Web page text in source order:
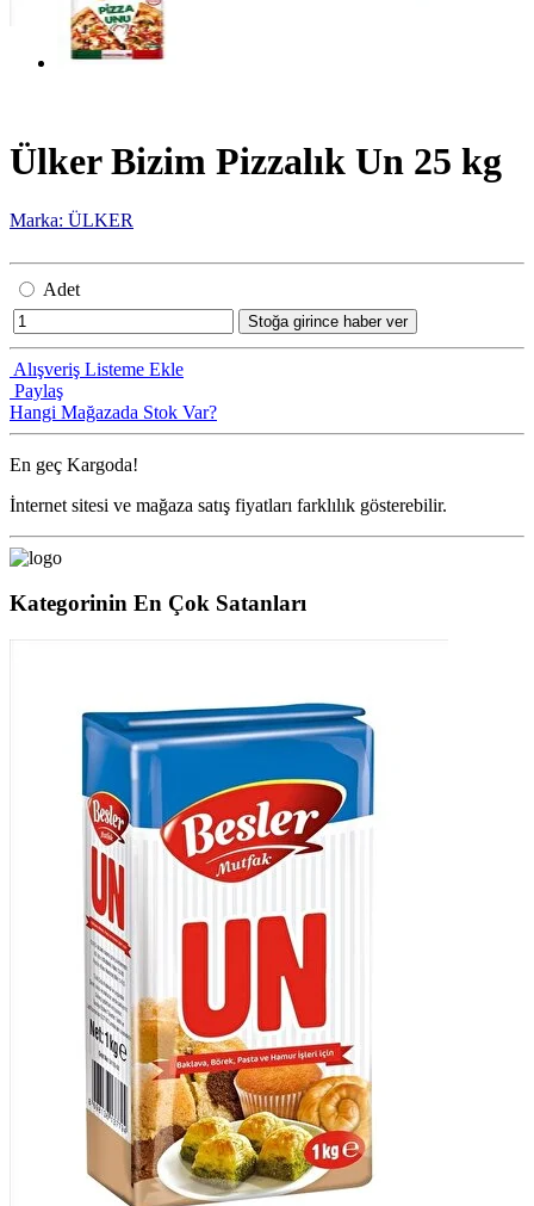
Ülker Bizim Pizzalık Un 25 kg
Marka: ÜLKER
Adet
Stoğa girince haber ver
Alışveriş Listeme Ekle
Paylaş
Hangi Mağazada Stok Var?
En geç Kargoda!
İnternet sitesi ve mağaza satış fiyatları farklılık gösterebilir.
Kategorinin En Çok Satanları